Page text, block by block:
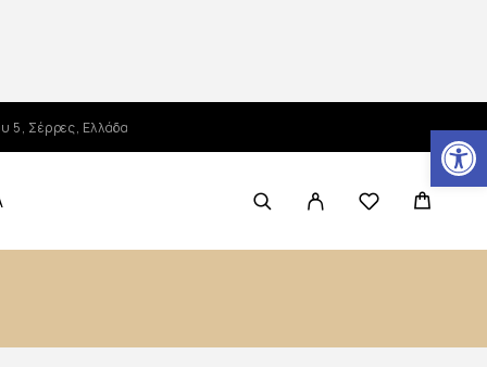
Ανοίξτε τη γραμμή εργαλείων
5, Σέρρες, Ελλάδα